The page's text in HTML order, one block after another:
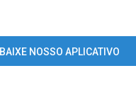
BAIXE NOSSO APLICATIVO